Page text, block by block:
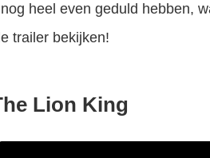
heel even geduld hebben,
trailer bekijken!
Lion King